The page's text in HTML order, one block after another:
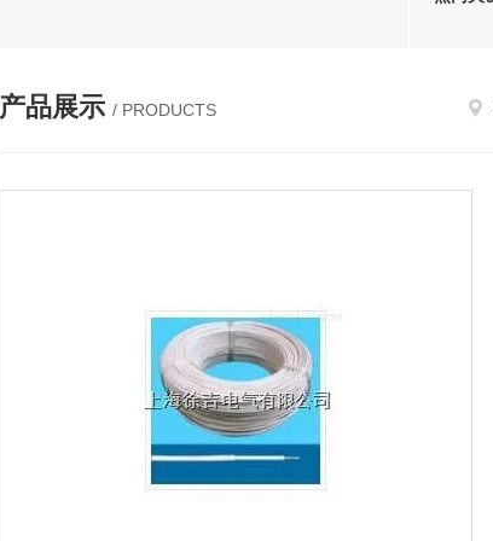
产品展示 / PRODUCTS